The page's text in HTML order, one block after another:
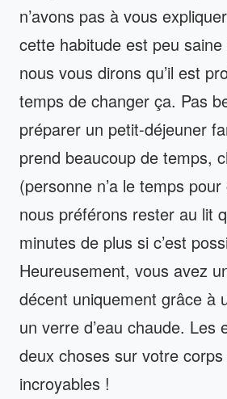
n’avons pas à vous
cette habitude est peu
nous vous dirons qu’il est
temps de changer ça. Pas
préparer un petit-déjeuner
prend beaucoup de temps,
(personne n’a le temps
nous préférons rester au lit
minutes de plus si c’est
Heureusement, vous avez
décent uniquement grâce à
un verre d’eau chaude. Les
deux choses sur votre
incroyables !